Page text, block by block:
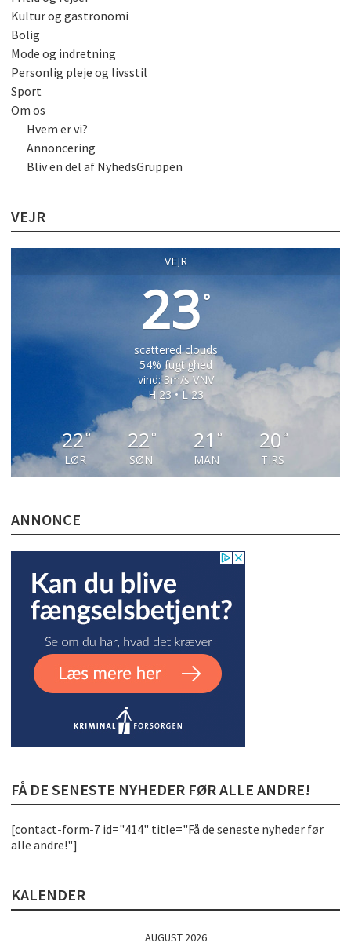
Kultur og gastronomi
Bolig
Mode og indretning
Personlig pleje og livsstil
Sport
Om os
Hvem er vi?
Annoncering
Bliv en del af NyhedsGruppen
VEJR
VEJR
23°
scattered clouds
54% fugtighed
vind: 3m/s VNV
H 23 • L 23
22°
LØR
22 °
SØN
21 °
MAN
20 °
TIRS
ANNONCE
FÅ DE SENESTE NYHEDER FØR ALLE ANDRE!
[contact-form-7 id="414" title="Få de seneste nyheder før
alle andre!"]
KALENDER
AUGUST 2026